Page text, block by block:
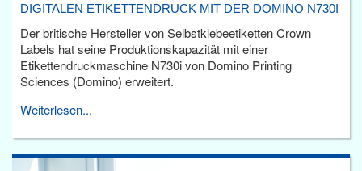
DIGITALEN ETIKETTENDRUCK MIT DER DOMINO N730I
Der britische Hersteller von Selbstklebeetiketten Crown
Labels hat seine Produktionskapazität mit einer
Etikettendruckmaschine N730i von Domino Printing
Sciences (Domino) erweitert.
Weiterlesen...